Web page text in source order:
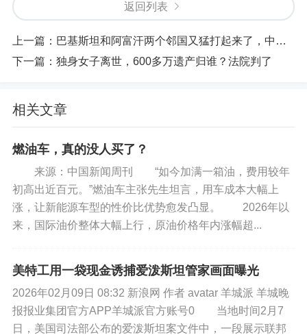
返回列表
上一篇： 巴基斯坦和阿富汗两个邻国又猛打起来了，中国如何看？
下一篇： 独身女子离世，600多万遗产归谁？法院判了
相关文章
燃油车，真的没人买了？
来源：中国新闻周刊 “如今加满一箱油，费用较年
初高出近百元。”燃油车主张先生坦言，用车成本大幅上
涨，让新能源车型的性价比优势愈发凸显。 2026年以
来，国际油价整体大幅上行，原油价格年内涨幅超...
美特工用一袋现金诱捕爱泼斯坦管家画面曝光
2026年02月09日 08:32 新浪网 作者 avatar 羊城派 羊城晚
报报业集团官方APP羊城派官方账号0 当地时间2月7
日，美国司法部公布的爱泼斯坦案文件中，一段展示联邦